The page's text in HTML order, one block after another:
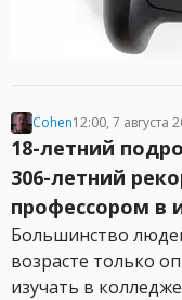
Cohen12:00, 7 августа
18-летний
306-летний
профессором в
Большинство
возрасте только
изучать в